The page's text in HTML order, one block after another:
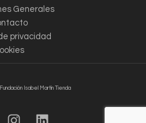
Generales
privacidad
Isabel Martín Tienda